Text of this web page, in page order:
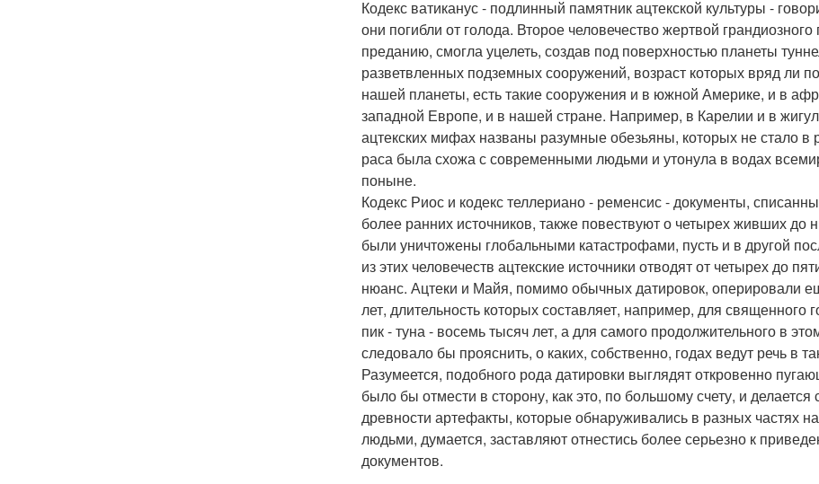
Кодекс ватиканус - подлинный памятник ацтекской культуры -
они погибли от голода. Второе человечество жертвой
преданию, смогла уцелеть, создав под поверхностью планеты
разветвленных подземных сооружений, возраст которых вряд ли
нашей планеты, есть такие сооружения и в южной Америке, и в
западной Европе, и в нашей стране. Например, в Карелии и в
ацтекских мифах названы разумные обезьяны, которых не стало в
раса была схожа с современными людьми и утонула в водах
поныне.
Кодекс Риос и кодекс теллериано - ременсис - документы,
более ранних источников, также повествуют о четырех живших до
были уничтожены глобальными катастрофами, пусть и в другой
из этих человечеств ацтекские источники отводят от четырех до
нюанс. Ацтеки и Майя, помимо обычных датировок, оперировали
лет, длительность которых составляет, например, для священного
пик - туна - восемь тысяч лет, а для самого продолжительного в
следовало бы прояснить, о каких, собственно, годах ведут речь в
Разумеется, подобного рода датировки выглядят откровенно
было бы отмести в сторону, как это, по большому счету, и
древности артефакты, которые обнаруживались в разных частях
людьми, думается, заставляют отнестись более серьезно к
документов.